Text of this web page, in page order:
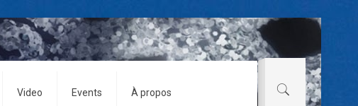
Video Events À propos